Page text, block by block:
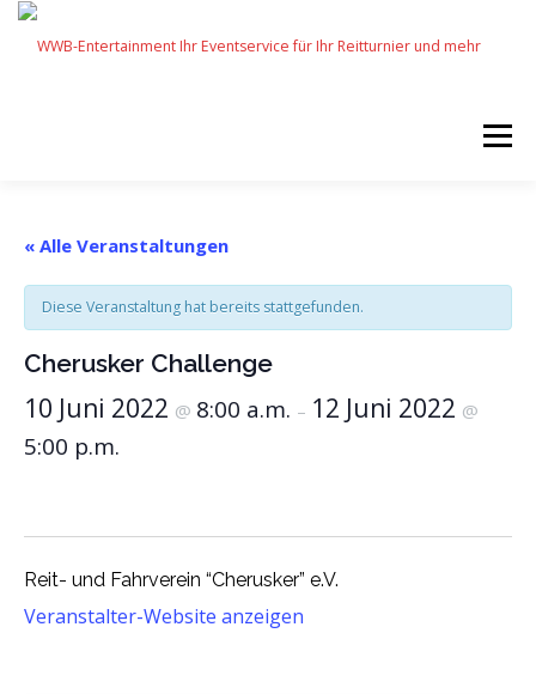
Zum
springen
Menü
UNSERE PARTNER IMPRESSUM
« Alle Veranstaltungen
Diese Veranstaltung hat bereits stattgefunden.
Cherusker Challenge
10 Juni 2022 @ 8:00 a.m. – 12 Juni 2022 @
5:00 p.m.
Reit- und Fahrverein “Cherusker” e.V.
Veranstalter-Website anzeigen